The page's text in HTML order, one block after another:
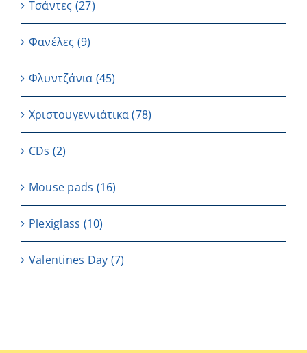
Τσάντες (27)
Φανέλες (9)
Φλυντζάνια (45)
Χριστουγεννιάτικα(78)
CDs (2)
Μouse pads (16)
Plexiglass (10)
Valentines Day (7)